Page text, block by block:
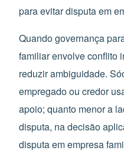
para evitar disputa em
Quando governança
familiar envolve conflito
reduzir ambiguidade.
empregado ou credor
apoio; quanto menor a
disputa, na decisão
disputa em empresa